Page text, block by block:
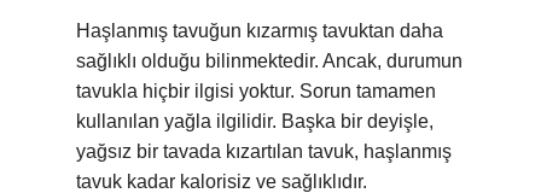
Haşlanmış tavuğun kızarmış tavuktan daha
sağlıklı olduğu bilinmektedir. Ancak, durumun
tavukla hiçbir ilgisi yoktur. Sorun tamamen
kullanılan yağla ilgilidir. Başka bir deyişle,
yağsız bir tavada kızartılan tavuk, haşlanmış
tavuk kadar kalorisiz ve sağlıklıdır.